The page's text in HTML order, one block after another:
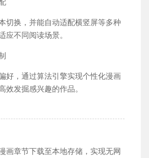
切换，并能自动适配横竖屏等多种
应不同阅读场景。
好，通过算法引擎实现个性化漫画
效发掘感兴趣的作品。
画章节下载至本地存储，实现无网